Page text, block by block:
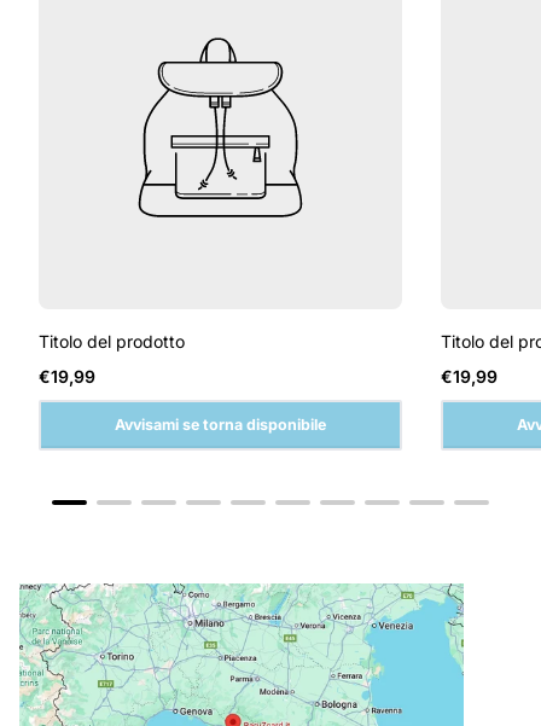
Titolo del prodotto
Prezzo
normale
€19,99
Avvisami se torna disponibile
Titolo del
Prezzo
normale
€19,99